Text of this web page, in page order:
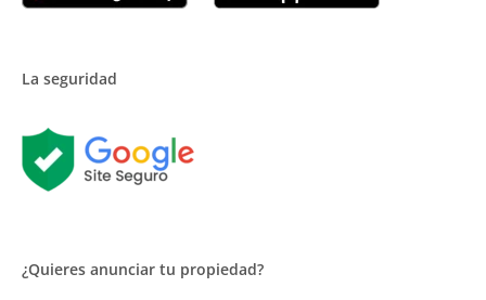
La seguridad
¿Quieres anunciar tu propiedad?